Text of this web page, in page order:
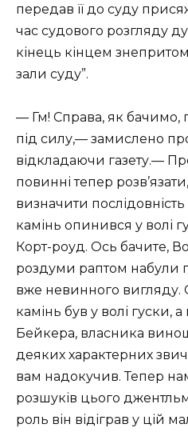
передав її до суду
час судового розгляду
кінець кінцем
зали суду”.
— Гм! Справа, як бачимо,
під силу,— замислено
відкладаючи газету.—
повинні тепер
визначити
камінь опинився у волі
Корт-роуд. Ось бачите,
роздуми раптом набули
вже невинного вигляду.
камінь був у волі гуски, а
Бейкера, власника
деяких характерних
вам надокучив. Тепер
розшуків цього
роль він відіграв у цій